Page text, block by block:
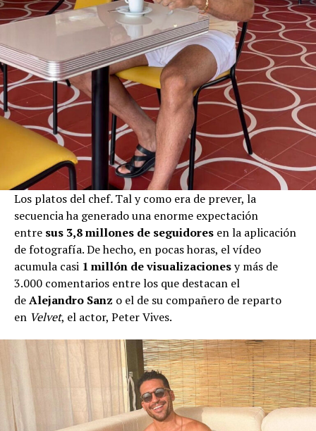
Los platos del chef.Tal y como era de prever, la
secuencia ha generado una enorme expectación
entre sus 3,8 millones de seguidores en la aplicación
de fotografía. De hecho, en pocas horas, el vídeo
acumula casi 1 millón de visualizacionesy más de
3.000 comentarios entre los que destacan el
deAlejandro Sanz o el de su compañero de reparto
en Velvet, el actor, Peter Vives.